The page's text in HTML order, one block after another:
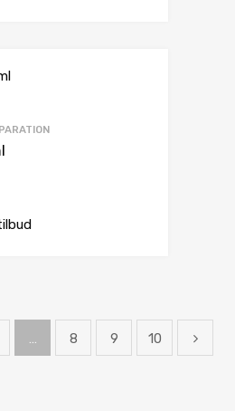
… 8 9 10